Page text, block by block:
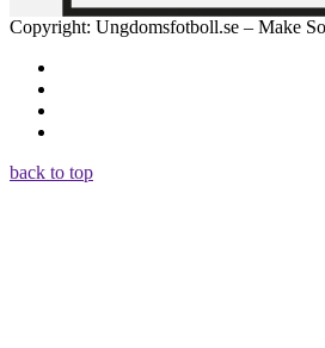
Copyright: Ungdomsfotboll.se – Make
back to top